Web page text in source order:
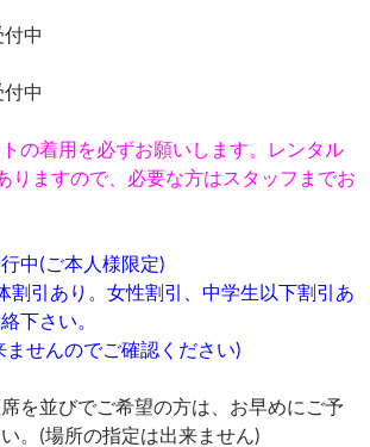
中
中
の着用を必ずお願いします。レンタル
りますので、必要な方はスタッフまでお
中(ご本人様限定)
割引あり。女性割引、中学生以下割引あ
下さい。
ませんのでご確認ください)
を並びでご希望の方は、お早めにご予
。(場所の指定は出来ません)